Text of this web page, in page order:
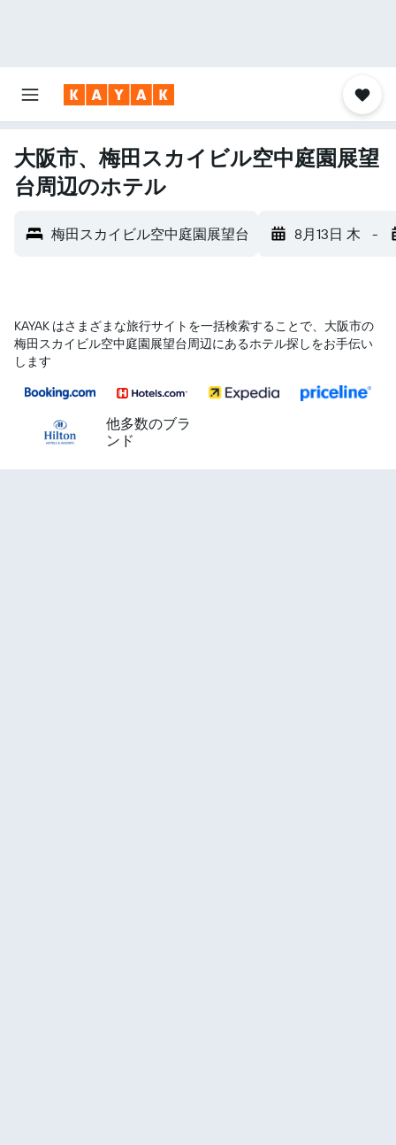
大阪市、梅田スカイビル空中庭園展望
台周辺のホテル
梅田スカイビル空中庭園展望台 8月13日 木 -
KAYAK はさまざまな旅行サイトを一括検索することで、大阪市​の
梅田スカイビル空中庭園展望台​周辺にあるホテル探しをお手伝い
します
他多数のブラ
ンド